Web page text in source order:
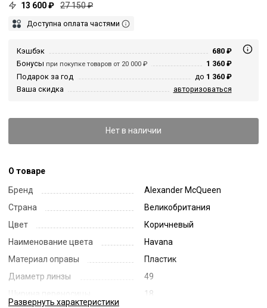
13 600 ₽ 27 150 ₽
Доступна оплата частями
Кэшбэк
680 ₽
Бонусы при покупке товаров от 20 000 ₽
1 360 ₽
Подарок за год
до 1 360 ₽
Ваша скидка
авторизоваться
Нет в наличии
О товаре
Бренд
Alexander McQueen
Страна
Великобритания
Цвет
Коричневый
Наименование цвета
Havana
Материал оправы
Пластик
Диаметр линзы
49
18
Развернуть характеристики